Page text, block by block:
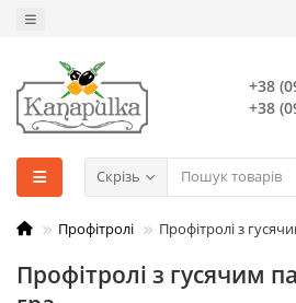
+38
+38
Скрізь
Профітролі Профітролі з
Профітролі з гусячим